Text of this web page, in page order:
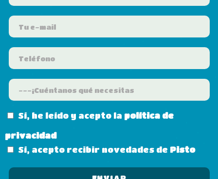
Sí, he leído y acepto la política de
privacidad
Sí, acepto recibir novedades de Pisto